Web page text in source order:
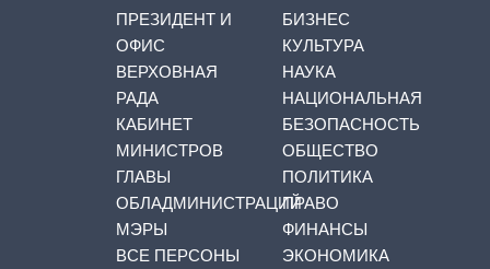
ПРЕЗИДЕНТ И
ОФИС
ВЕРХОВНАЯ
РАДА
КАБИНЕТ
МИНИСТРОВ
ГЛАВЫ
ОБЛАДМИНИСТРАЦИЙ
МЭРЫ
ВСЕ ПЕРСОНЫ
БИЗНЕС
КУЛЬТУРА
НАУКА
НАЦИОНАЛЬНАЯ
БЕЗОПАСНОСТЬ
ОБЩЕСТВО
ПОЛИТИКА
ПРАВО
ФИНАНСЫ
ЭКОНОМИКА